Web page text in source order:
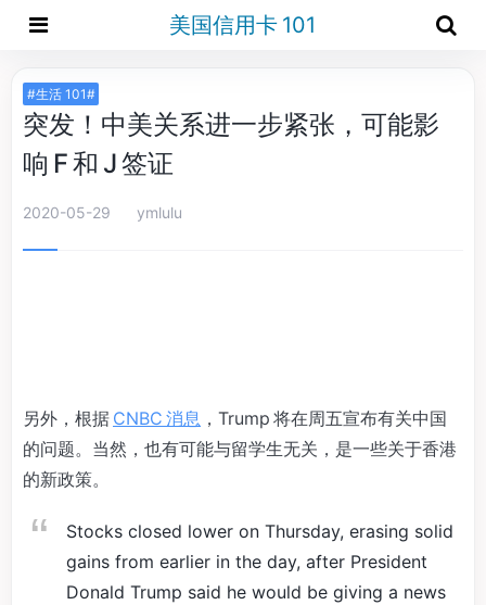
美国信用卡 101
#生活 101#
突发！中美关系进一步紧张，可能影
响 F 和 J 签证
2020-05-29 ymlulu
另外，根据 CNBC 消息 ，Trump 将在周五宣布有关中国
的问题。当然，也有可能与留学生无关，是一些关于香港
的新政策。
Stocks closed lower on Thursday, erasing solid
gains from earlier in the day, after President
Donald Trump said he would be giving a news